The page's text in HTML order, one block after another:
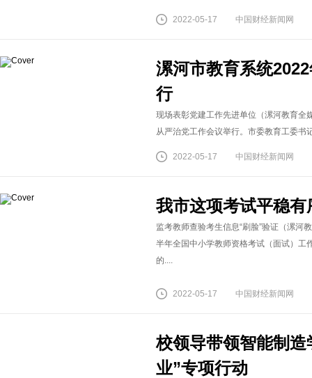
2022-05-17 中国财经新闻网
漯河市教育系统
行
现场表彰党建工作先进单位（漯河教育
从严治党工作会议举行。市委教育工委书
2022-05-17 中国财经新闻网
我市这项考试平稳有
监考教师查验考生信息“刷脸”验证（漯河
半年全国中小学教师资格考试（面试）工
的....
2022-05-17 中国财经新闻网
校领导带领智能制
业”专项行动